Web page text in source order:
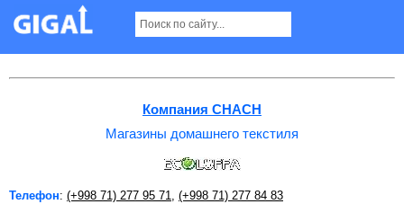
Магазины домашнего текстиля в Ташкенте
Компания CHACH
Магазины домашнего текстиля
Телефон: (+998 71) 277 95 71 (+998 71) 277 84 83